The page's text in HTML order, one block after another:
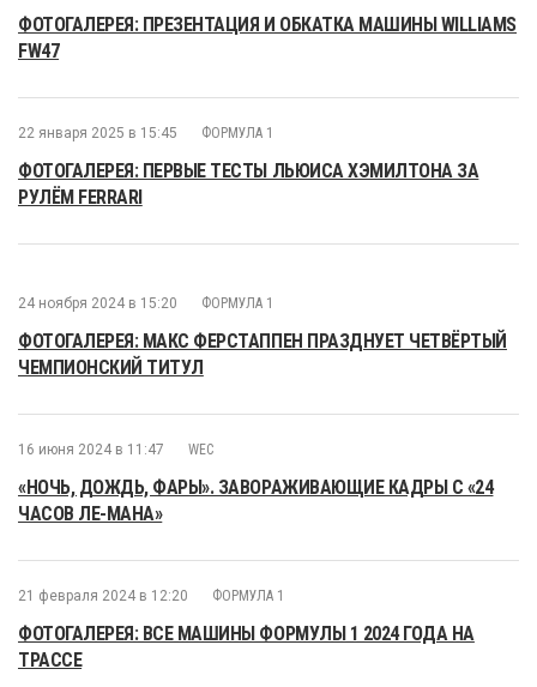
ФОТОГАЛЕРЕЯ: ПРЕЗЕНТАЦИЯ И ОБКАТКА МАШИНЫ WILLIAMS
FW47
22 января 2025 в 15:45 ФОРМУЛА 1
ФОТОГАЛЕРЕЯ: ПЕРВЫЕ ТЕСТЫ ЛЬЮИСА ХЭМИЛТОНА ЗА
РУЛЁМ FERRARI
24 ноября 2024 в 15:20 ФОРМУЛА 1
ФОТОГАЛЕРЕЯ: МАКС ФЕРСТАППЕН ПРАЗДНУЕТ ЧЕТВЁРТЫЙ
ЧЕМПИОНСКИЙ ТИТУЛ
16 июня 2024 в 11:47 WEC
«НОЧЬ, ДОЖДЬ, ФАРЫ». ЗАВОРАЖИВАЮЩИЕ КАДРЫ С «24
ЧАСОВ ЛЕ-МАНА»
21 февраля 2024 в 12:20 ФОРМУЛА 1
ФОТОГАЛЕРЕЯ: ВСЕ МАШИНЫ ФОРМУЛЫ 1 2024 ГОДА НА
ТРАССЕ